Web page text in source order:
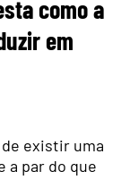
como a
em
existir uma
a par do que